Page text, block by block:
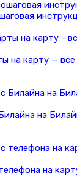
на карту —
на
на